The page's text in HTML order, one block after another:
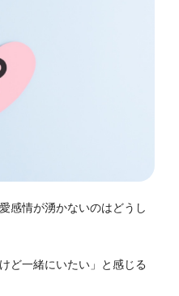
感情が湧かないのはどうし
ど一緒にいたい」と感じる